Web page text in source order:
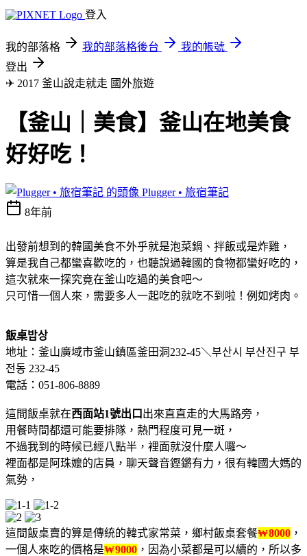
登入
我的部落格 我的部落格後台
我的帳號
登出
✈ 2017 釜山說走就走 國外旅遊
【釜山｜美食】釜山在地美食
好好吃！
Plugger • 旅宿筆記
8年前
出發前想到的韓國美食不外乎就是泡菜鍋、拌飯或是炸雞，
算是我自己都蠻喜歡吃的，也聽說過韓國的食物都蠻好吃的，
這次就來一探究竟在釜山吃過的美食吧～
只可惜一個人來，需要多人一起吃的就吃不到啦！例如烤肉。
飯桌밥상
地址：釜山廣域市釜山鎮區釜田洞232-45＼부산시 부산진구 부
전동 232-45
電話：051-806-8889
這間飯桌就在西面站1號出口 出來直直走的大馬路旁，
用餐時間都還可能要排隊，熱門程度可見一斑，
不過我到的時候已經八點半，裡面就沒什麼人囉～
裡面都是阿珠嬤的店員，聊天聲音鏗鏘有力，很有韓國大媽的
氣勢，
這間飯桌賣的算是傳統的韓式家常菜，鄉村飯桌套餐₩8000，
一個人來吃的價格是₩9000，因為小菜都是可以續的，所以多